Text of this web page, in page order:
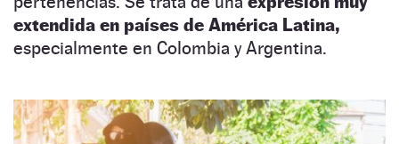
extendida en países de América Latina,
especialmente en Colombia y Argentina.